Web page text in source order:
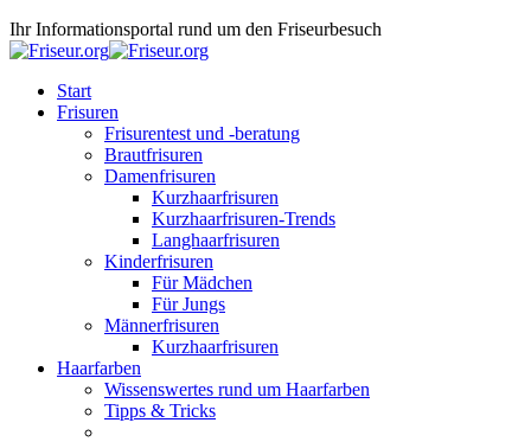
Ihr Informationsportal rund um den Friseurbesuch
Start
Frisuren
Frisurentest und -beratung
Brautfrisuren
Damenfrisuren
Kurzhaarfrisuren
Kurzhaarfrisuren-Trends
Langhaarfrisuren
Kinderfrisuren
Für Mädchen
Für Jungs
Männerfrisuren
Kurzhaarfrisuren
Haarfarben
Wissenswertes rund um Haarfarben
Tipps & Tricks